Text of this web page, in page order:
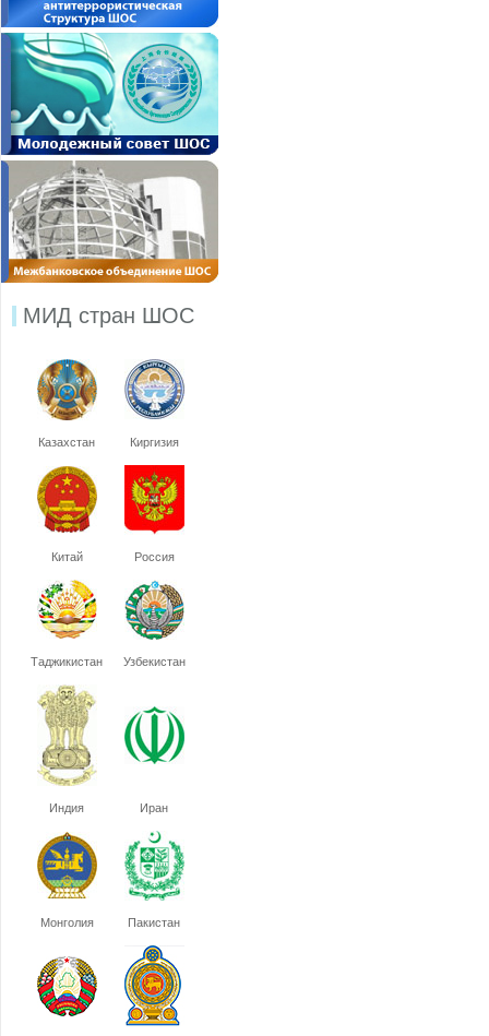
МИД стран ШОС
Казахстан Киргизия
Китай Россия
Таджикистан Узбекистан
Индия Иран
Монголия Пакистан